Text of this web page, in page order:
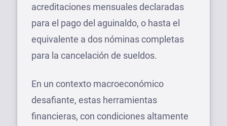
acreditaciones mensuales declaradas
para el pago del aguinaldo, o hasta el
equivalente a dos nóminas completas
para la cancelación de sueldos.
En un contexto macroeconómico
desafiante, estas herramientas
financieras, con condiciones altamente